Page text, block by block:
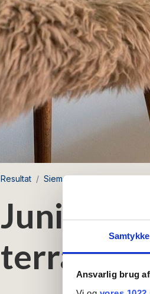
Samtykke
Ansvarlig brug
Resultat Siemsens Gaard
terrass